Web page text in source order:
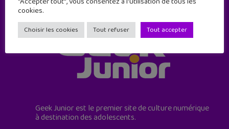
Geek Junior est le premier site de culture numérique
à destination des adolescents.
cookies.
Choisir les cookies Tout refuser Tout accepter